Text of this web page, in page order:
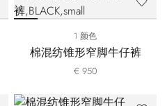
1 颜色
棉混纺锥形窄脚牛仔裤
€ 950